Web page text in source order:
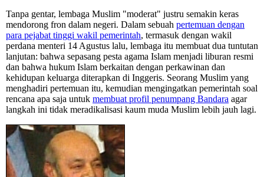
Tanpa gentar, lembaga Muslim "moderat" justru semakin keras
mendorong fron dalam negeri. Dalam sebuah pertemuan dengan
para pejabat tinggi wakil pemerintah, termasuk dengan wakil
perdana menteri 14 Agustus lalu, lembaga itu membuat dua tuntutan
lanjutan: bahwa sepasang pesta agama Islam menjadi liburan resmi
dan bahwa hukum Islam berkaitan dengan perkawinan dan
kehidupan keluarga diterapkan di Inggeris. Seorang Muslim yang
menghadiri pertemuan itu, kemudian mengingatkan pemerintah soal
rencana apa saja untuk membuat profil penumpang Bandara agar
langkah ini tidak meradikalisasi kaum muda Muslim lebih jauh lagi.